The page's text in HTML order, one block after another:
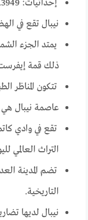
إحداثيات: 28.3949 درجة شمالاً و 84.1240 درجة شرقاً.
نيبال تقع في
يمتد الجزء
ذلك قمة
تتكون المناظر
عاصمة نيبال هي
تقع في وادي
التراث العالمي
تضم المدينة
التاريخية.
نيبال لديها